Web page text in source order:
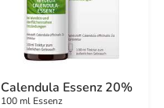
Calendula Essenz 20%
100 ml Essenz